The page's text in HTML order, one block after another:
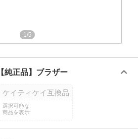
1/5
【純正品】ブラザー
ケイティケイ互換品
選択可能な
商品を表示